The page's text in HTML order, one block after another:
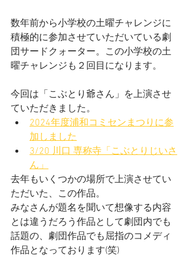
数年前から小学校の土曜チャレンジに
積極的に参加させていただいている劇
団サードクォーター。この小学校の土
曜チャレンジも２回目になります。
今回は「こぶとり爺さん」を上演させ
ていただきました。
2024年度浦和コミセンまつりに参
加しました
3/20 川口 専称寺「こぶとりじいさ
ん」
去年もいくつかの場所で上演させてい
ただいた、この作品。
みなさんが題名を聞いて想像する内容
とは違うだろう作品として劇団内でも
話題の、劇団作品でも屈指のコメディ
作品となっております(笑)